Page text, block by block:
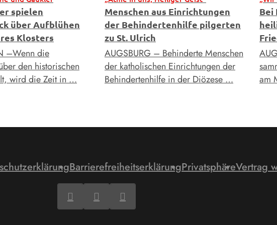
spielen
über Aufblühen
Klosters
–Wenn die
den historischen
wird die Zeit in …
Menschen aus Einrichtungen
der Behindertenhilfe pilgerten
zu St. Ulrich
AUGSBURG – Behinderte Menschen
der katholischen Einrichtungen der
Behindertenhilfe in der Diözese …
Bei
am
BarrierefreiheitserklärungPrivatsphäreVertrag